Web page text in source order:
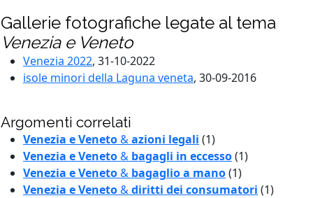
Gallerie fotografiche legate al tema
Venezia e Veneto
Venezia 2022, 31-10-2022
isole minori della Laguna veneta, 30-09-2016
Argomenti correlati
Venezia e Veneto&azioni legali (1)
Venezia e Veneto& bagagli in eccesso(1)
Venezia e Veneto& bagaglio a mano(1)
Venezia e Veneto&diritti dei consumatori (1)